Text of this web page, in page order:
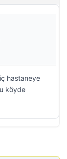
hastaneye
köyde